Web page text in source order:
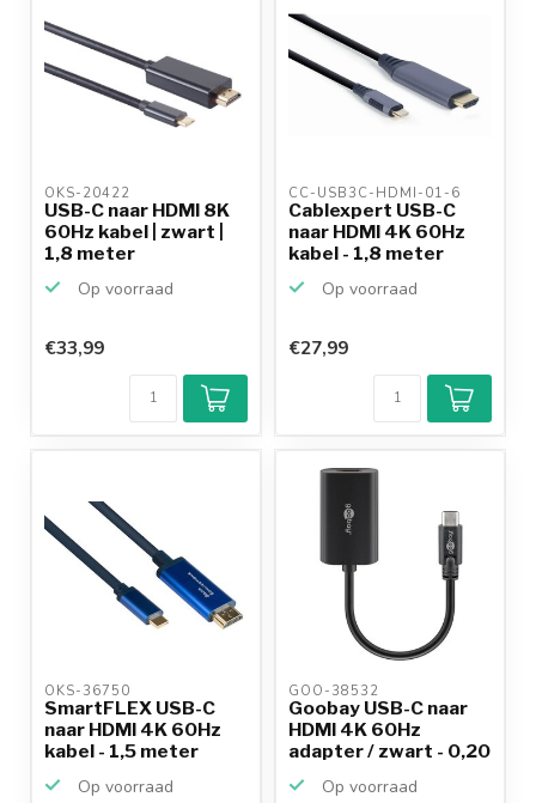
OKS-20422
USB-C naar HDMI 8K
60Hz kabel | zwart |
1,8 meter
Op voorraad
€33,99
CC-USB3C-HDMI-01-6
Cablexpert USB-C
naar HDMI 4K 60Hz
kabel - 1,8 meter
Op voorraad
€27,99
OKS-36750
SmartFLEX USB-C
naar HDMI 4K 60Hz
kabel - 1,5 meter
Op voorraad
GOO-38532
Goobay USB-C naar
HDMI 4K 60Hz
adapter / zwart - 0,20
Op voorraad